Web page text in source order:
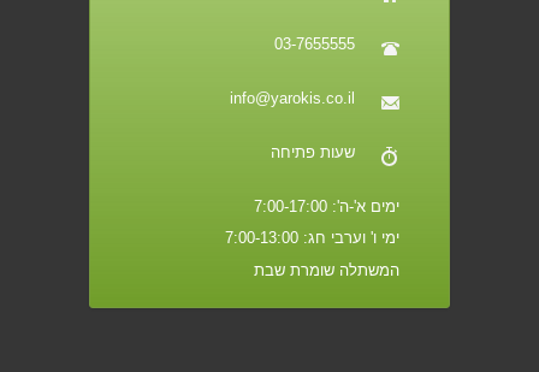
03-7655555
info@yarokis.co.il
שעות פתיחה
ימים א'-ה': 7:00-17:00
ימי ו' וערבי חג: 7:00-13:00
המשתלה שומרת שבת